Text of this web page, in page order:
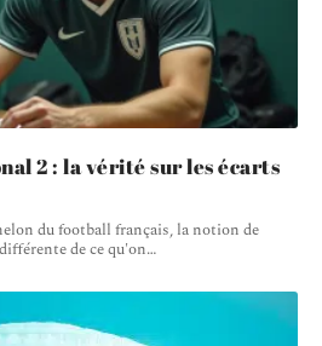
2 : la vérité sur les écarts
du football français, la notion de
de ce qu'on…